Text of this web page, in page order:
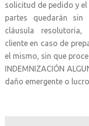
solicitud de pedido y
partes quedarán
cláusula resolutoria,
cliente en caso de
el mismo, sin que
INDEMNIZACIÓN
daño emergente o